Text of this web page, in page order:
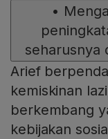
•
seharusnya
Arief
kemiskinan
berkembang
kebijakan